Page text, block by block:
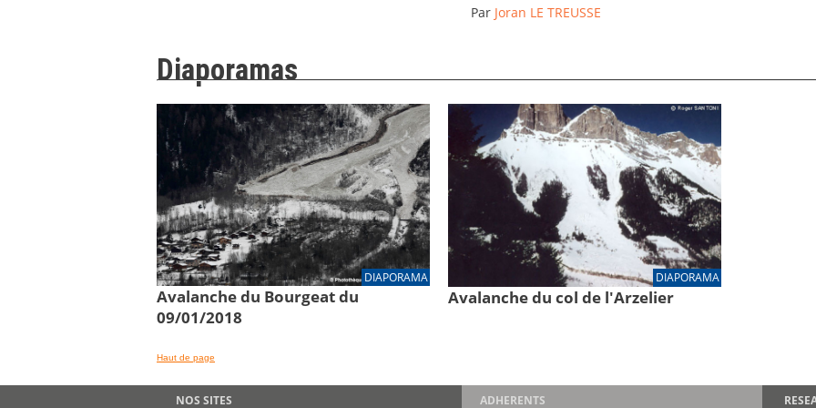
Par Joran LE TREUSSE
Diaporamas
DIAPORAMA
Avalanche du Bourgeat du
09/01/2018
DIAPORAMA
Avalanche du col de l'Arzelier
Haut de page
NOS SITES ADHERENTS